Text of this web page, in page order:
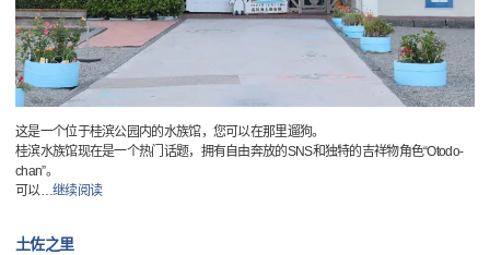
这是一个位于桂滨公园内的水族馆，您可以在那里遛狗。
桂滨水族馆现在是一个热门话题，拥有自由奔放的SNS和独特的吉祥物角色“Otodo-
chan”。
可以…继续阅读
土佐之里